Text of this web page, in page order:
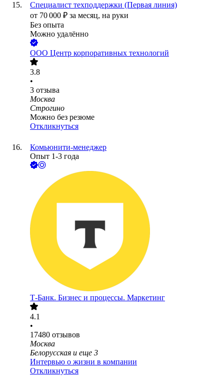
Специалист техподдержки (Первая линия)
от 70 000 ₽ за месяц, на руки
Без опыта
Можно удалённо
ООО Центр корпоративных технологий
3.8
•
3 отзыва
Москва
Строгино
Можно без резюме
Откликнуться
Комьюнити-менеджер
Опыт 1-3 года
Т-Банк. Бизнес и процессы. Маркетинг
4.1
•
17480 отзывов
Москва
Белорусская и еще 3
Интервью о жизни в компании
Откликнуться